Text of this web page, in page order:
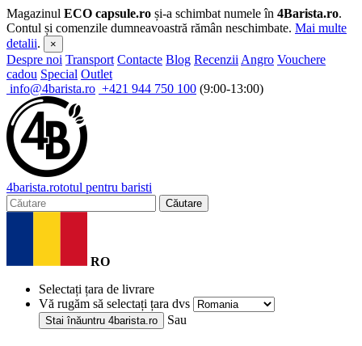
Magazinul ECO capsule.ro și-a schimbat numele în 4Barista.ro.
Contul și comenzile dumneavoastră rămân neschimbate. Mai multe
detalii. ×
Despre noi Transport Contacte Blog Recenzii Angro Vouchere
cadou Special Outlet
info@4barista.ro +421 944 750 100 (9:00-13:00)
4barista.rototul pentru baristi
Căutare
RO
Selectați țara de livrare
Vă rugăm să selectați țara dvs
Stai înăuntru 4barista.ro Sau